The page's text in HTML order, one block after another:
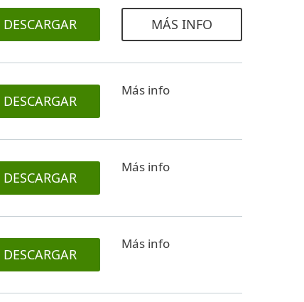
DESCARGAR MÁS INFO
DESCARGAR
Más info
DESCARGAR
Más info
DESCARGAR
Más info